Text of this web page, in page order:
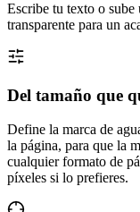
Escribe tu texto o
transparente para un
Del tamaño que
Define la marca de
la página, para que la
cualquier formato de
píxeles si lo prefieres.